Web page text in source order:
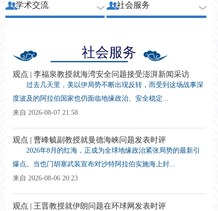
学术交流 社会服务
社会服务
观点 | 李福泉教授就海湾安全问题接受澎湃新闻采访
过去几天里，美以伊局势不断出现反转，而受到这场战事深
度波及的阿拉伯国家也仍面临地缘政治、安全稳定...
来自 2026-08-07 21:58
观点 | 曹峰毓副教授就曼德海峡问题发表时评
2026年8月的红海，正成为全球地缘政治紧张局势的最新引
爆点。当也门胡塞武装宣布对沙特阿拉伯实施海上封...
来自 2026-08-06 20:23
观点 | 王晋教授就伊朗问题在环球网发表时评